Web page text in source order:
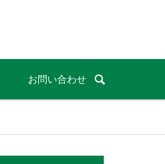
お問い合わせ